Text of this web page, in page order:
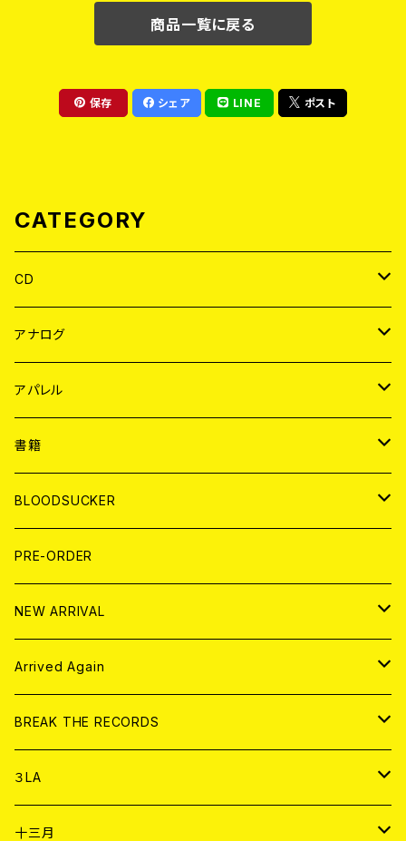
商品一覧に戻る
保存 シェア LINE ポスト
CATEGORY
CD
JAPAN
WORLD
アナログ
JAPAN
７EP
LP
WORLD
7EP
LP
アパレル
JAPAN
T-shirt
HOOD
WORLD
T-shirt
HOOD
書籍
MAGAZINE
BOLLOCKS
EL ZINE
写真集 (PHOTOBOOK)
BLOODSUCKER
CD
アナログ
アパレル
書籍
DIGITAL CONTENTS
PRE-ORDER
NEW ARRIVAL
CD
アナログ
Arrived Again
CD
アナログ
BREAK THE RECORDS
CD
ANALOG
３LA
CD
十三月